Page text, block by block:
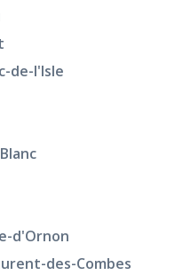
de-l'Isle
d'Ornon
des-Combes